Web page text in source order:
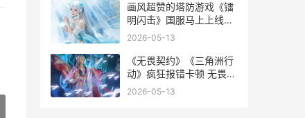
画风超赞的塔防游戏《镭
明闪击》国服马上上线，
人物设计尤为吸睛，画面
塔防游戏
2026-05-13
《无畏契约》《三角洲行
动》疯狂报错卡顿 无畏契
约官网
2026-05-13